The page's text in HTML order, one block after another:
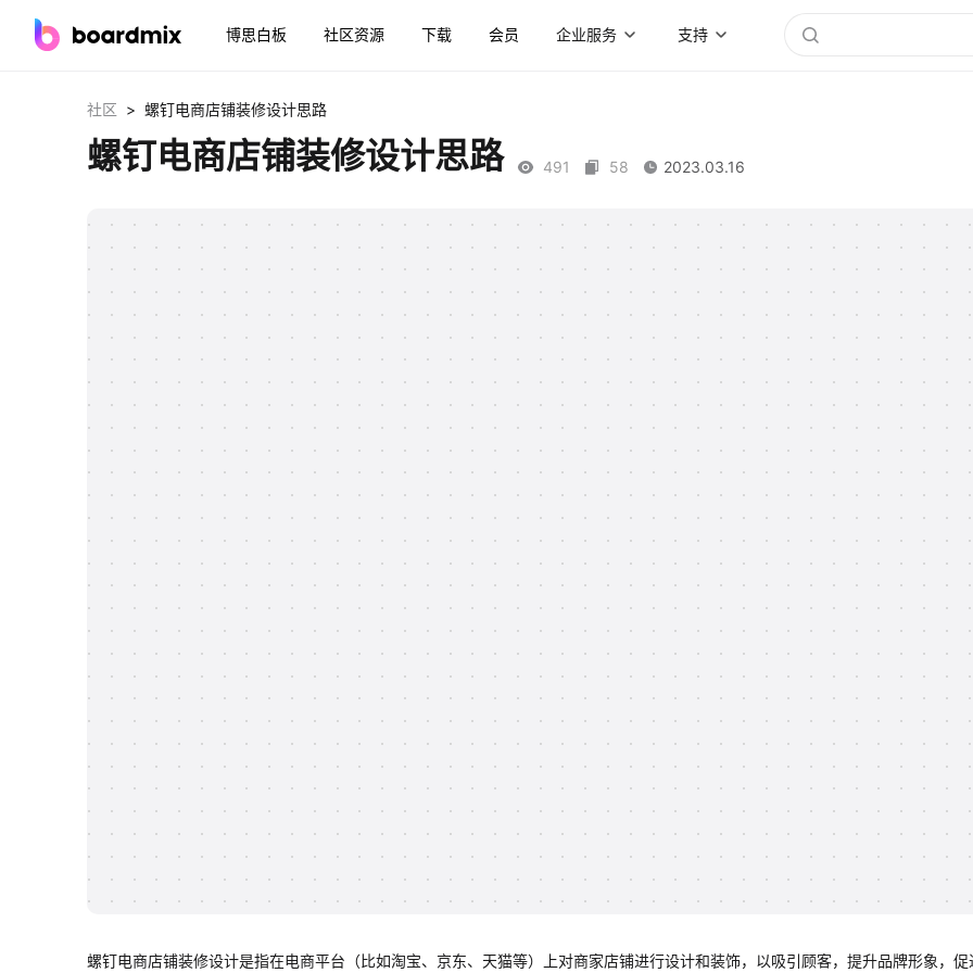
博思白板 社区资源 下载 会员 企业服务 支持
社区 > 螺钉电商店铺装修设计思路
螺钉电商店铺装修设计思路 491 58 2023.03.16
螺钉电商店铺装修设计是指在电商平台（比如淘宝、京东、天猫等）上对商家店铺进行设计和装饰，以吸引顾客，提升品牌形象，促